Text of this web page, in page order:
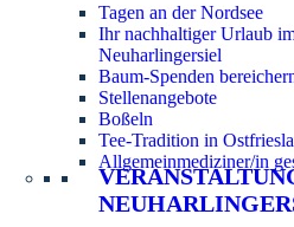
Tagen an der Nordsee
Ihr nachhaltiger Urlaub
Neuharlingersiel
Baum-Spenden
Stellenangebote
Boßeln
Tee-Tradition in
Allgemeinmediziner/in